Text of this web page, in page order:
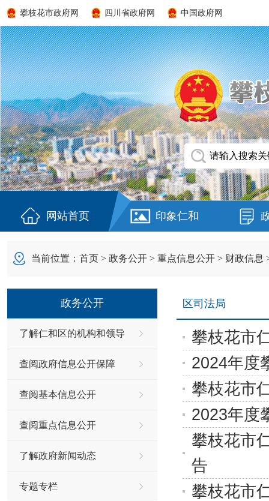
攀枝花市政府网 四川省政府网 中国政府网
网站首页 印象仁和
当前位置： 首页 > 政务公开 > 重点信息公开 > 财政信息
政务公开
了解仁和区的机构和领导
查阅政府信息公开保障
查阅基本信息公开
查阅重点信息公开
了解政府新闻动态
专题专栏
区司法局
攀枝花市
2024年度
攀枝花市
2023年度
攀枝花市
告
攀枝花市